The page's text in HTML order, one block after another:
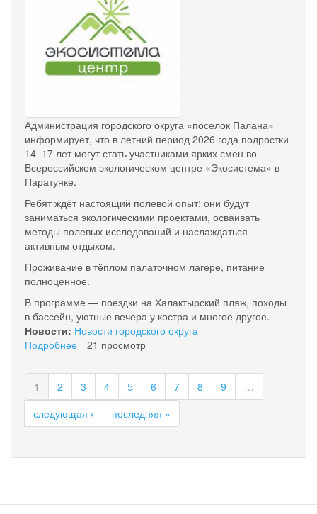
субсидии
в
целях
создания
и
(или)
на
территориях
отдельных
муниципальных
Камчатском
крае
Администрация городского округа «поселок Палана»
информирует, что в летний период 2026 года подростки
14–17 лет могут стать участниками ярких смен во
Всероссийском экологическом центре «Экосистема» в
Паратунке.
Ребят ждёт настоящий полевой опыт: они будут
заниматься экологическими проектами, осваивать
методы полевых исследований и наслаждаться
активным отдыхом.
Проживание в тёплом палаточном лагере, питание
полноценное.
В программе — поездки на Халактырский пляж, походы
в бассейн, уютные вечера у костра и многое другое.
Новости: Новости городского округа
Подробнее
экологические
смены
в
лагере
«Экосистема»
для
21 просмотр
1 2 3 4 5 6 7 8 9
…
следующая ›
последняя »